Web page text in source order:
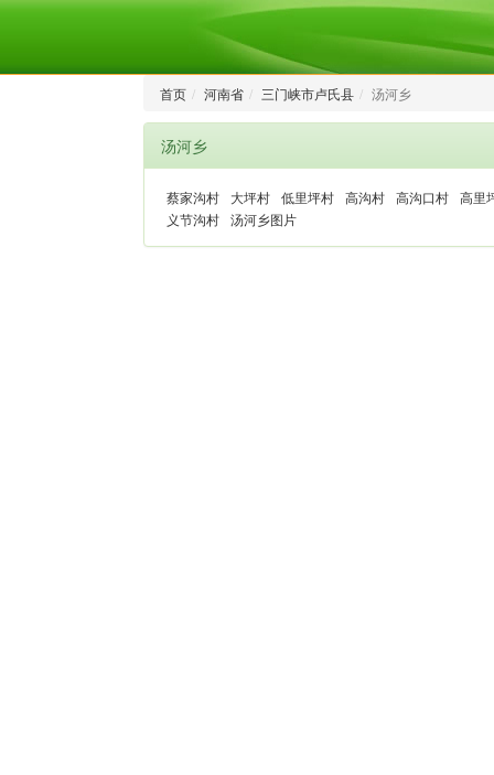
首页 河南省 三门峡市卢氏县 汤河乡
汤河乡
蔡家沟村 大坪村 低里坪村 高沟村 高沟口村 高里
义节沟村 汤河乡图片